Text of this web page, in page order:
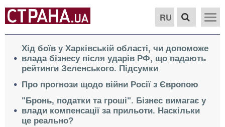
RU
Хід боїв у Харківській області, чи допоможе
влада бізнесу після ударів РФ, що падають
рейтинги Зеленського. Підсумки
Про прогнози щодо війни Росії з Європою
"Бронь, податки та гроші". Бізнес вимагає у
влади компенсації за прильоти. Наскільки
це реально?